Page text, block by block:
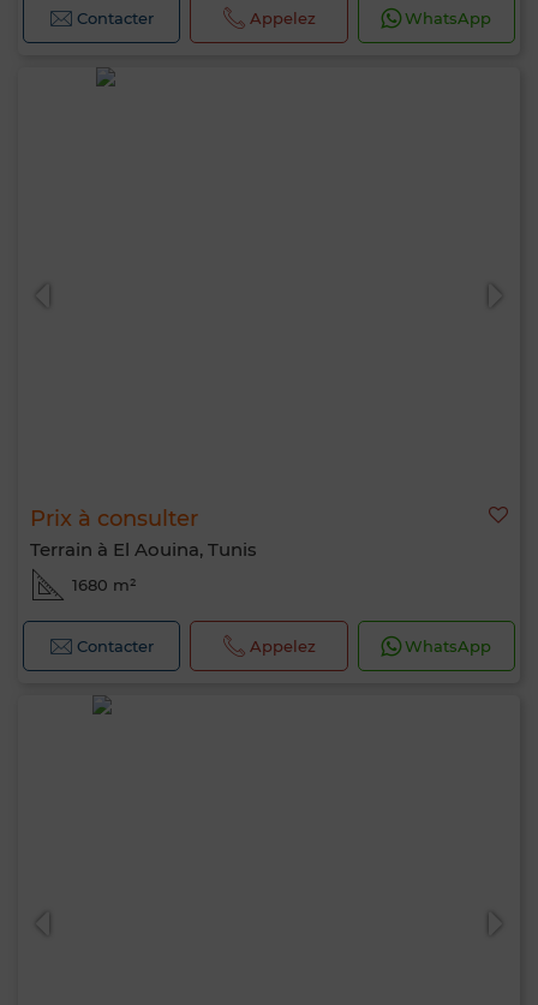
Contacter Appelez WhatsApp
Prix à consulter
Terrain à El Aouina, Tunis
1680 m²
Contacter Appelez WhatsApp